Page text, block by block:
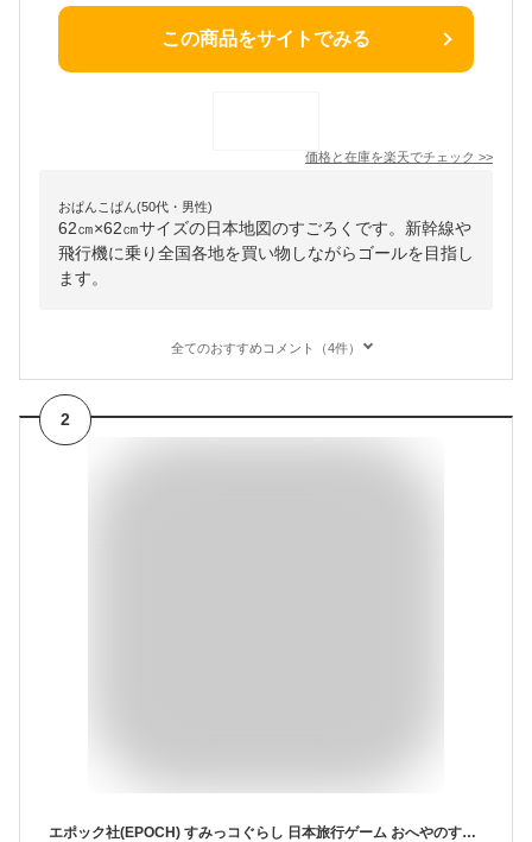
この商品をサイトでみる
価格と在庫を楽天でチェック >>
おぱんこぱん(50代・男性)
62㎝×62㎝サイズの日本地図のすごろくです。新幹線や
飛行機に乗り全国各地を買い物しながらゴールを目指し
ます。
全てのおすすめコメント（4件）
2
エポック社(EPOCH) すみっコぐらし 日本旅行ゲーム おへやのすみでたびきぶん STマーク認証 5歳以上 おもちゃ ゲーム プレイ人数:2~5人 EPOCH